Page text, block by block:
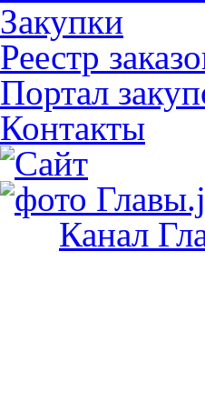
Закупки
Реестр
Портал
Контакты
Канал